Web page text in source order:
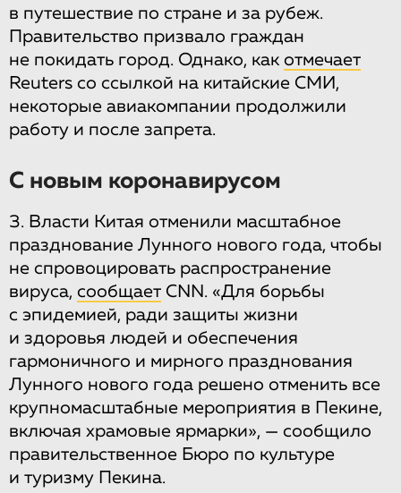
в путешествие по стране и за рубеж.
Правительство призвало граждан
не покидать город. Однако, как отмечает
Reuters со ссылкой на китайские СМИ,
некоторые авиакомпании продолжили
работу и после запрета.
С новым коронавирусом
3. Власти Китая отменили масштабное
празднование Лунного нового года, чтобы
не спровоцировать распространение
вируса, сообщает CNN. «Для борьбы
с эпидемией, ради защиты жизни
и здоровья людей и обеспечения
гармоничного и мирного празднования
Лунного нового года решено отменить все
крупномасштабные мероприятия в Пекине,
включая храмовые ярмарки», — сообщило
правительственное Бюро по культуре
и туризму Пекина.